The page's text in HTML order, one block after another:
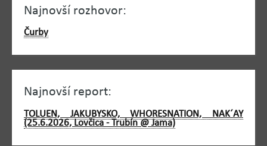
Najnovší rozhovor:
Čurby
Najnovší report:
TOLUEN, JAKUBYSKO, WHORESNATION, NAK´AY
(25.6.2026, Lovčica - Trubín @ Jama)